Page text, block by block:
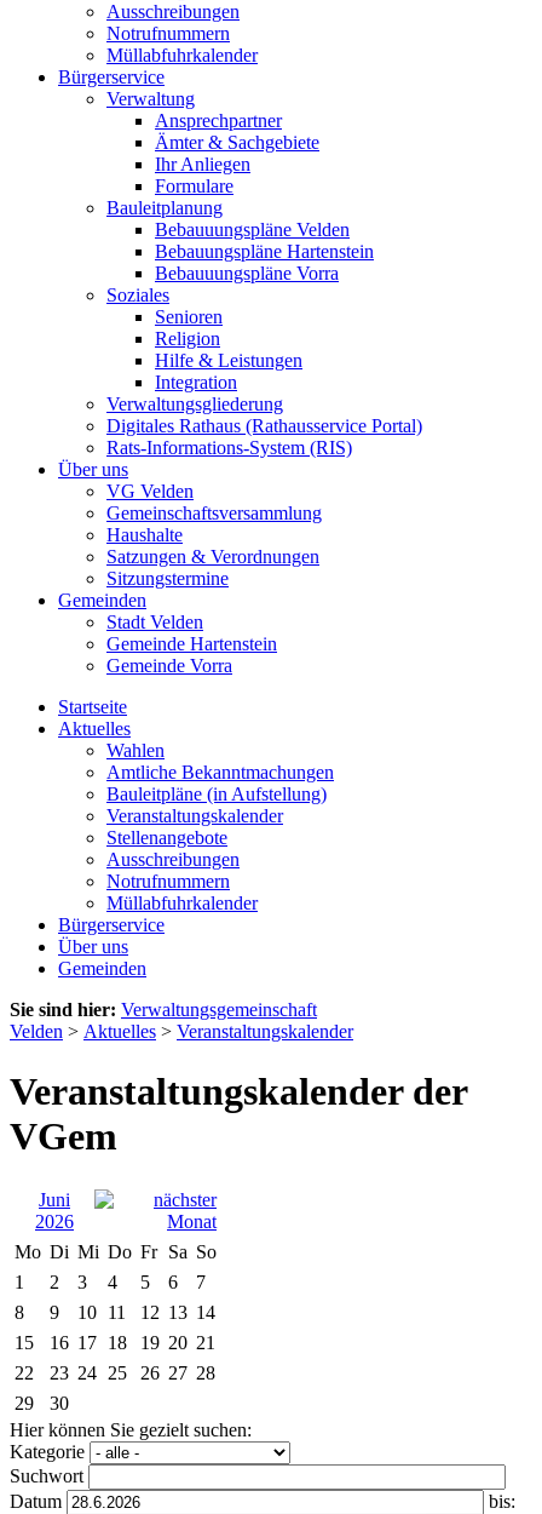
Ausschreibungen
Notrufnummern
Müllabfuhrkalender
Bürgerservice
Verwaltung
Ansprechpartner
Ämter & Sachgebiete
Ihr Anliegen
Formulare
Bauleitplanung
Bebauuungspläne Velden
Bebauungspläne Hartenstein
Bebauuungspläne Vorra
Soziales
Senioren
Religion
Hilfe & Leistungen
Integration
Verwaltungsgliederung
Digitales Rathaus (Rathausservice Portal)
Rats-Informations-System (RIS)
Über uns
VG Velden
Gemeinschaftsversammlung
Haushalte
Satzungen & Verordnungen
Sitzungstermine
Gemeinden
Stadt Velden
Gemeinde Hartenstein
Gemeinde Vorra
Startseite
Aktuelles
Wahlen
Amtliche Bekanntmachungen
Bauleitpläne (in Aufstellung)
Veranstaltungskalender
Stellenangebote
Ausschreibungen
Notrufnummern
Müllabfuhrkalender
Bürgerservice
Über uns
Gemeinden
Sie sind hier: Verwaltungsgemeinschaft
Velden > Aktuelles > Veranstaltungskalender
Veranstaltungskalender der
VGem
Juni
2026
Mo Di Mi Do Fr Sa So
1
2 3 4 5 6
7
8
9 10 11 12 13 14
15
16 17 18 19 20 21
22
23 24 25 26 27 28
29
30
Hier können Sie gezielt suchen:
Kategorie
Suchwort
Datum
bis: